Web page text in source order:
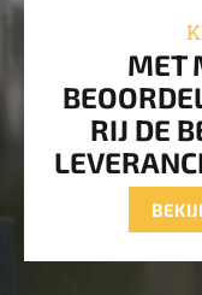
MET
RIJ DE